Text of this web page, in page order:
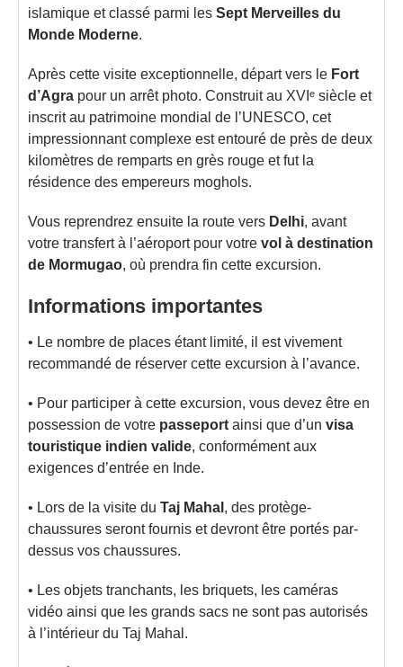
islamique et classé parmi les Sept Merveilles du
Monde Moderne.
Après cette visite exceptionnelle, départ vers le Fort
d’Agra pour un arrêt photo. Construit au XVIᵉ siècle et
inscrit au patrimoine mondial de l’UNESCO, cet
impressionnant complexe est entouré de près de deux
kilomètres de remparts en grès rouge et fut la
résidence des empereurs moghols.
Vous reprendrez ensuite la route vers Delhi, avant
votre transfert à l’aéroport pour votre vol à destination
de Mormugao, où prendra fin cette excursion.
Informations importantes
• Le nombre de places étant limité, il est vivement
recommandé de réserver cette excursion à l’avance.
• Pour participer à cette excursion, vous devez être en
possession de votre passeport ainsi que d’un visa
touristique indien valide, conformément aux
exigences d’entrée en Inde.
• Lors de la visite du Taj Mahal , des protège-
chaussures seront fournis et devront être portés par-
dessus vos chaussures.
• Les objets tranchants, les briquets, les caméras
vidéo ainsi que les grands sacs ne sont pas autorisés
à l’intérieur du Taj Mahal.